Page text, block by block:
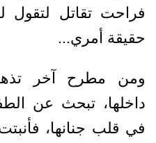
فراحت تقاتل لتقول
حقيقة أمري...
ومن مطرح آخر
داخلها، تبحث عن
في قلب جنانها،